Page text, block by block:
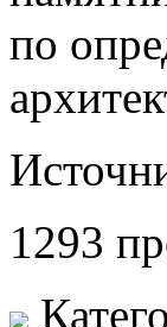
по
1293